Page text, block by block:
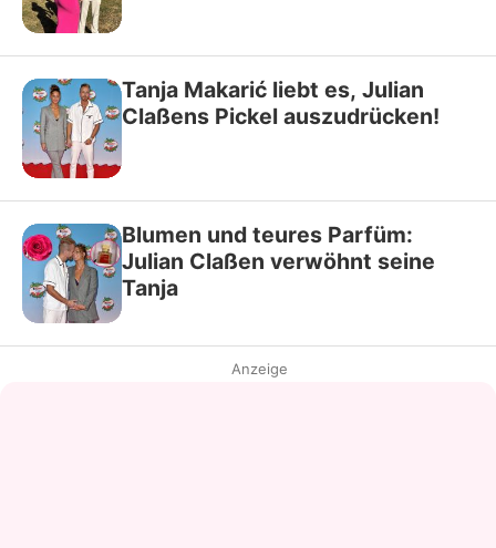
Tanja Makarić liebt es, Julian
Claßens Pickel auszudrücken!
Blumen und teures Parfüm:
Julian Claßen verwöhnt seine
Tanja
Anzeige